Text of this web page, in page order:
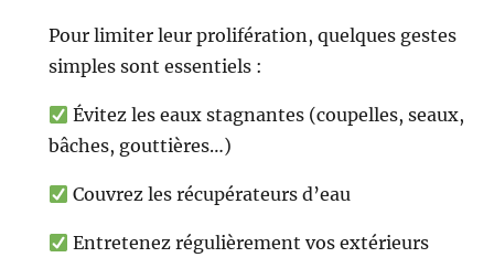
Pour limiter leur prolifération, quelques gestes
simples sont essentiels :
Évitez les eaux stagnantes (coupelles, seaux,
bâches, gouttières…)
Couvrez les récupérateurs d’eau
Entretenez régulièrement vos extérieurs